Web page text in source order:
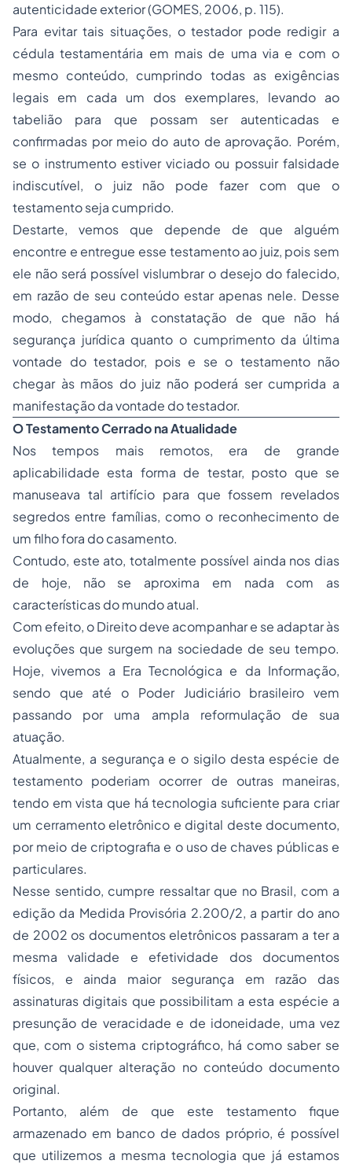
autenticidade exterior (GOMES, 2006, p. 115).
Para evitar tais situações, o testador pode redigir a
cédula testamentária em mais de uma via e com o
mesmo conteúdo, cumprindo todas as exigências
legais em cada um dos exemplares, levando ao
tabelião para que possam ser autenticadas e
confirmadas por meio do auto de aprovação. Porém,
se o instrumento estiver viciado ou possuir falsidade
indiscutível, o juiz não pode fazer com que o
testamento seja cumprido.
Destarte, vemos que depende de que alguém
encontre e entregue esse testamento ao juiz, pois sem
ele não será possível vislumbrar o desejo do falecido,
em razão de seu conteúdo estar apenas nele. Desse
modo, chegamos à constatação de que não há
segurança jurídica quanto o cumprimento da última
vontade do testador, pois e se o testamento não
chegar às mãos do juiz não poderá ser cumprida a
manifestação da vontade do testador.
O Testamento Cerrado na Atualidade
Nos tempos mais remotos, era de grande
aplicabilidade esta forma de testar, posto que se
manuseava tal artifício para que fossem revelados
segredos entre famílias, como o reconhecimento de
um filho fora do casamento.
Contudo, este ato, totalmente possível ainda nos dias
de hoje, não se aproxima em nada com as
características do mundo atual.
Com efeito, o Direito deve acompanhar e se adaptar às
evoluções que surgem na sociedade de seu tempo.
Hoje, vivemos a Era Tecnológica e da Informação,
sendo que até o Poder Judiciário brasileiro vem
passando por uma ampla reformulação de sua
atuação.
Atualmente, a segurança e o sigilo desta espécie de
testamento poderiam ocorrer de outras maneiras,
tendo em vista que há tecnologia suficiente para criar
um cerramento eletrônico e digital deste documento,
por meio de criptografia e o uso de chaves públicas e
particulares.
Nesse sentido, cumpre ressaltar que no Brasil, com a
edição da Medida Provisória 2.200/2, a partir do ano
de 2002 os documentos eletrônicos passaram a ter a
mesma validade e efetividade dos documentos
físicos, e ainda maior segurança em razão das
assinaturas digitais que possibilitam a esta espécie a
presunção de veracidade e de idoneidade, uma vez
que, com o sistema criptográfico, há como saber se
houver qualquer alteração no conteúdo documento
original.
Portanto, além de que este testamento fique
armazenado em banco de dados próprio, é possível
que utilizemos a mesma tecnologia que já estamos